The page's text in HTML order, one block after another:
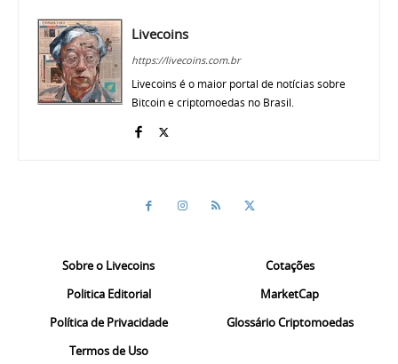
Livecoins
https://livecoins.com.br
Livecoins é o maior portal de notícias sobre
Bitcoin e criptomoedas no Brasil.
Sobre o Livecoins
Politica Editorial
Política de Privacidade
Termos de Uso
Cotações
MarketCap
Glossário Criptomoedas